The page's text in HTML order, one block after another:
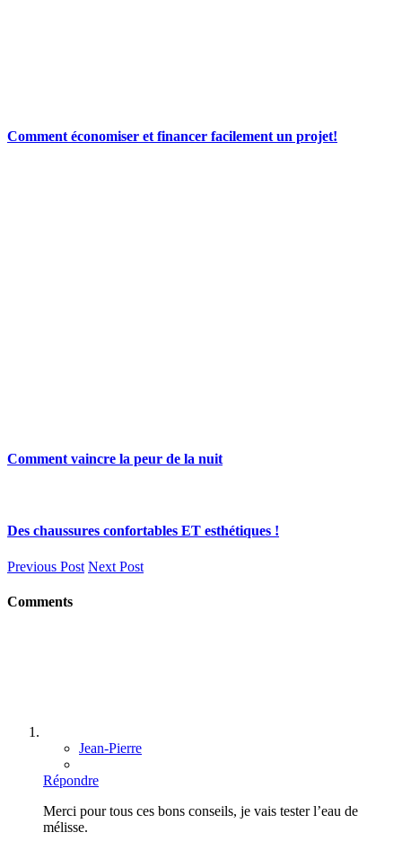
Comment économiser et financer facilement un projet!
Comment vaincre la peur de la nuit
Des chaussures confortables ET esthétiques !
Previous Post Next Post
Comments
Jean-Pierre
Répondre
Merci pour tous ces bons conseils, je vais tester l’eau de
mélisse.